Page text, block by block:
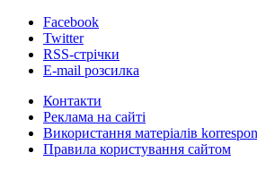
Facebook
Twitter
RSS-стрічки
E-mail розсилка
Контакти
Реклама на сайті
Використання матеріалів
Правила користування сайтом